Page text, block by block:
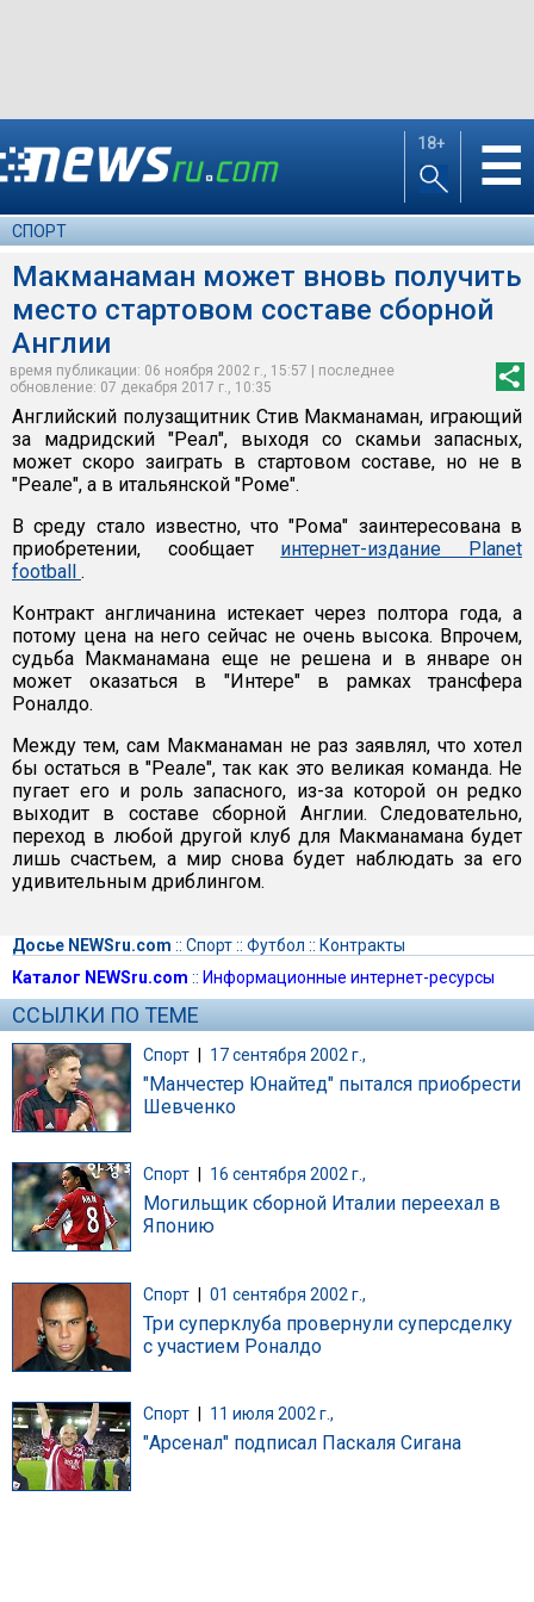
18+ ☰
СПОРТ
Макманаман может вновь получить
место стартовом составе сборной
Англии
время публикации: 06 ноября 2002 г., 15:57 | последнее
обновление: 07 декабря 2017 г., 10:35
Английский полузащитник Стив Макманаман, играющий
за мадридский "Реал", выходя со скамьи запасных,
может скоро заиграть в стартовом составе, но не в
"Реале", а в итальянской "Роме".
В среду стало известно, что "Рома" заинтересована в
приобретении, сообщает интернет-издание Planet
football .
Контракт англичанина истекает через полтора года, а
потому цена на него сейчас не очень высока. Впрочем,
судьба Макманамана еще не решена и в январе он
может оказаться в "Интере" в рамках трансфера
Роналдо.
Между тем, сам Макманаман не раз заявлял, что хотел
бы остаться в "Реале", так как это великая команда. Не
пугает его и роль запасного, из-за которой он редко
выходит в составе сборной Англии. Следовательно,
переход в любой другой клуб для Макманамана будет
лишь счастьем, а мир снова будет наблюдать за его
удивительным дриблингом.
Досье NEWSru.com :: Спорт:: Футбол :: Контракты
Каталог NEWSru.com :: Информационные интернет-ресурсы
ССЫЛКИ ПО ТЕМЕ
Спорт 17 сентября 2002 г.,
"Манчестер Юнайтед" пытался приобрести
Шевченко
Спорт 16 сентября 2002 г.,
Могильщик сборной Италии переехал в
Японию
Спорт | 01 сентября 2002 г.,
Три суперклуба провернули суперсделку
с участием Роналдо
Спорт 11 июля 2002 г.,
"Арсенал" подписал Паскаля Сигана